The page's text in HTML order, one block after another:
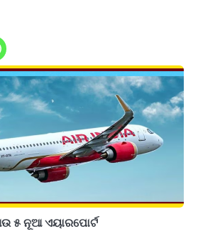
୫ ନୂଆ ଏୟାରପୋର୍ଟ